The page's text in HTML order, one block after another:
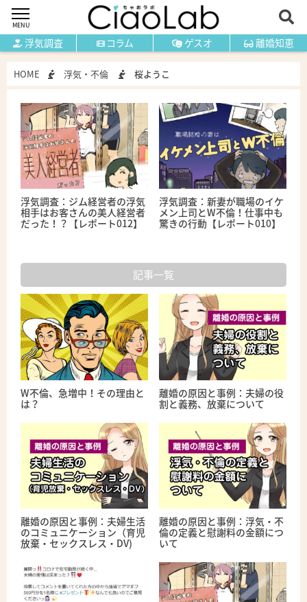
浮気調査 コラム ゲスオ 離婚知恵
MENU
HOME 浮気・不倫 桜ようこ
浮気調査：ジム経営者の浮気
相手はお客さんの美人経営者
だった！？【レポート012】
浮気調査：新妻が職場のイケ
メン上司とW不倫！仕事中も
驚きの行動【レポート010】
記事一覧
W不倫、急増中！その理由と
は？
離婚の原因と事例：夫婦の役
割と義務、放棄について
離婚の原因と事例：夫婦生活
のコミュニケーション（育児
放棄・セックスレス・DV)
離婚の原因と事例：浮気・不
倫の定義と慰謝料の金額につ
いて